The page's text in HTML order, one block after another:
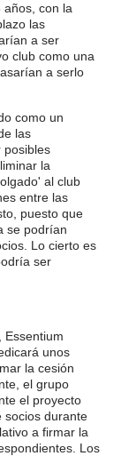
con la
las
a ser
club como una
a serlo
como un
las
posibles
la
al club
entre las
puesto que
se podrían
Lo cierto es
ser
Essentium
unos
la cesión
el grupo
el proyecto
socios durante
a firmar la
Los